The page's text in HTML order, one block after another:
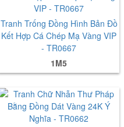
Tranh Trống Đồng Hình Bản Đồ
Kết Hợp Cá Chép Mạ Vàng VIP
- TR0667
1M5